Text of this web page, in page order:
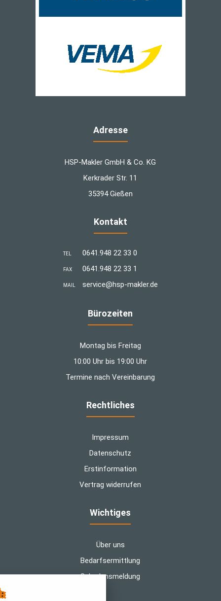
Adresse
HSP-Makler GmbH & Co. KG
Kerkrader Str. 11
35394 Gießen
Kontakt
TEL 0641.948 22 33 0
FAX 0641.948 22 33 1
MAIL ­service@hsp-makler.de
Bürozeiten
Montag bis Freitag
10:00 Uhr bis 19:00 Uhr
Termine nach Vereinbarung
Rechtliches
Impressum
Datenschutz
Erstinformation
Vertrag widerrufen
Wichtiges
Über uns
Bedarfsermittlung
Schadensmeldung